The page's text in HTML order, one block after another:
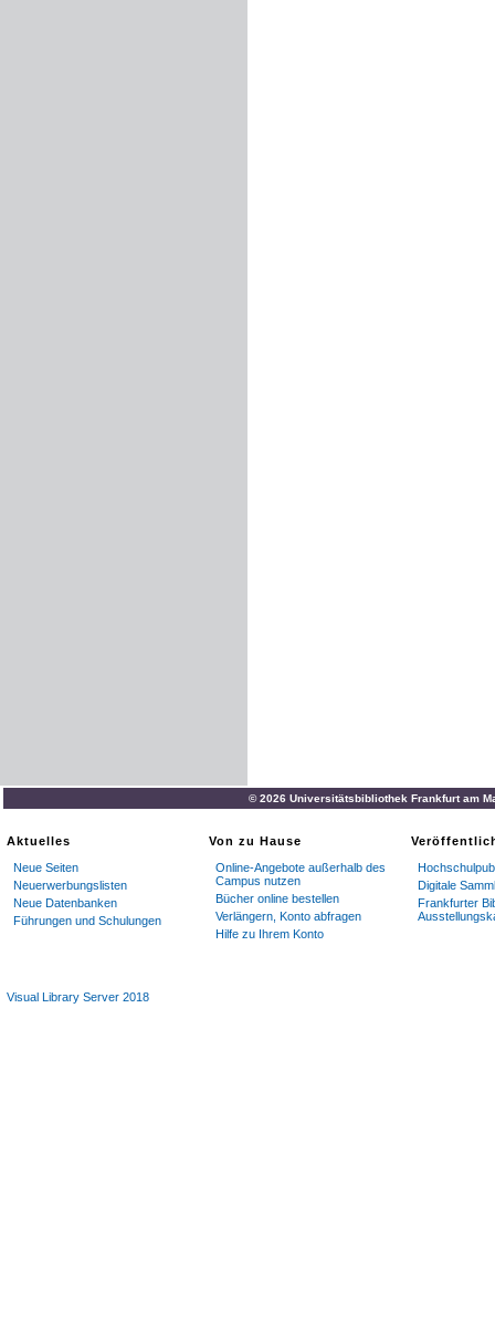
© 2026 Universitätsbibliothek Frankfurt am
Aktuelles
Neue Seiten
Neuerwerbungslisten
Neue Datenbanken
Führungen und Schulungen
Von zu Hause
Online-Angebote außerhalb des
Campus nutzen
Bücher online bestellen
Verlängern, Konto abfragen
Hilfe zu Ihrem Konto
Digitale
Frankfurter
Visual Library Server 2018